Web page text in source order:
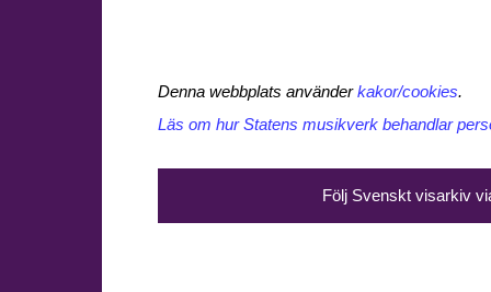
Denna webbplats använderkakor/cookies.
Läs om hur Statens musikverk behandlar
Följ Svenskt visarkiv